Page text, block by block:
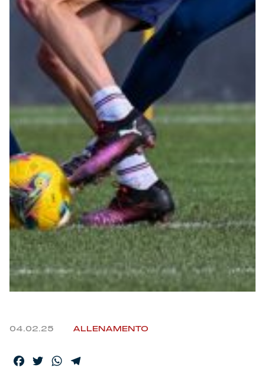
Summer Sale
Accessori
Party
Outlet
Helan x Genoa
Isolani x Genoa
Gift Card Online Store
04.02.25 ALLENAMENTO
Facebook
TwitterWhatsApp